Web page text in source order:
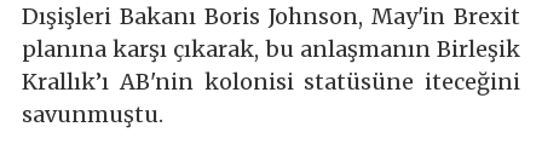
Dışişleri Bakanı Boris Johnson, May'in Brexit
planına karşı çıkarak, bu anlaşmanın Birleşik
Krallık’ı AB'nin kolonisi statüsüne iteceğini
savunmuştu.